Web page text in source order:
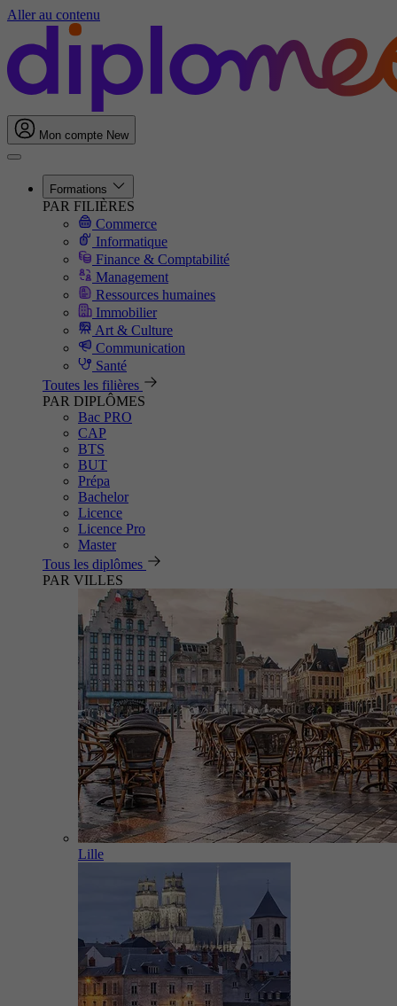
Aller au contenu
Mon compte New
Formations
PAR FILIÈRES
Commerce
Informatique
Finance & Comptabilité
Management
Ressources humaines
Immobilier
Art & Culture
Communication
Santé
Toutes les filières
PAR DIPLÔMES
Bac PRO
CAP
BTS
BUT
Prépa
Bachelor
Licence
Licence Pro
Master
Tous les diplômes
PAR VILLES
Lille